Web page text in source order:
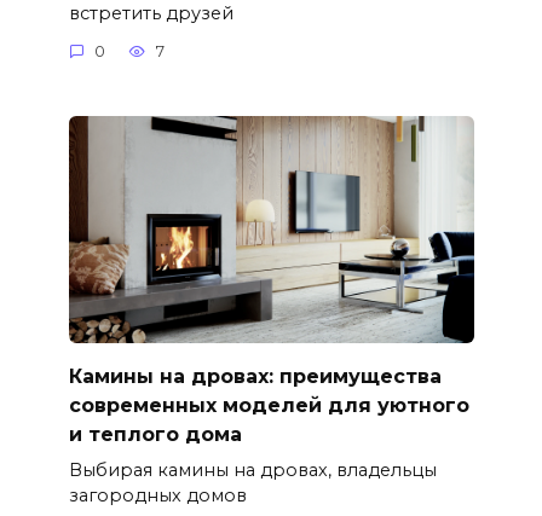
встретить друзей
0 7
Камины на дровах: преимущества
современных моделей для уютного
и теплого дома
Выбирая камины на дровах, владельцы
загородных домов